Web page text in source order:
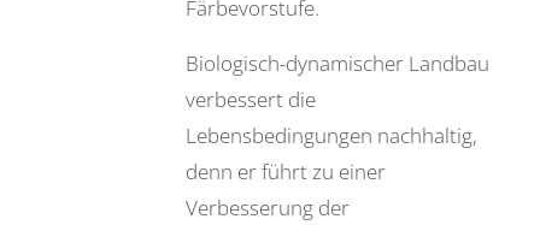
Färbevorstufe.
Biologisch-dynamischer Landbau
verbessert die
Lebensbedingungen nachhaltig,
denn er führt zu einer
Verbesserung der